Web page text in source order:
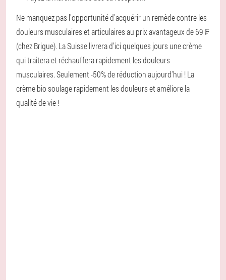
Ne manquez pas l'opportunité d'acquérir un remède contre les
douleurs musculaires et articulaires au prix avantageux de 69 ₣
(chez Brigue). La Suisse livrera d’ici quelques jours une crème
qui traitera et réchauffera rapidement les douleurs
musculaires. Seulement -50% de réduction aujourd'hui ! La
crème bio soulage rapidement les douleurs et améliore la
qualité de vie !